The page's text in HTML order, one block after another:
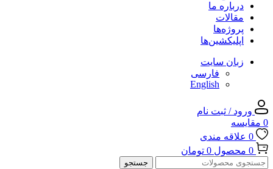
درباره ما
مقالات
پروژه‌ها
اپلیکشین‌ها
زبان سایت
فارسی
English
ورود / ثبت نام
0 مقایسه
0 علاقه مندی
0 محصول 0 تومان
جستجو